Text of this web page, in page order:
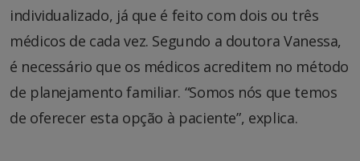
individualizado, já que é feito com dois ou três
médicos de cada vez. Segundo a doutora Vanessa,
é necessário que os médicos acreditem no método
de planejamento familiar. “Somos nós que temos
de oferecer esta opção à paciente”, explica.